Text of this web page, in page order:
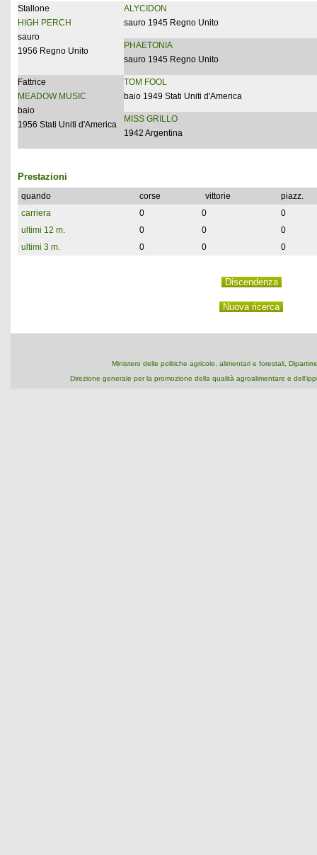
Stallone
HIGH PERCH
sauro
1956 Regno Unito
ALYCIDON
sauro 1945 Regno Unito
PHAETONIA
sauro 1945 Regno Unito
Fattrice
MEADOW MUSIC
baio
1956 Stati Uniti d'America
TOM FOOL
baio 1949 Stati Uniti d'America
MISS GRILLO
1942 Argentina
Prestazioni
quando corse vittorie
piazz.
carriera
0 0
0
ultimi 12 m.
0 0
0
ultimi 3 m.
0 0 0
Ministero delle politiche agricole, alimentari e forestali,
Direzione generale per la promozione della qualità agroalimentare e